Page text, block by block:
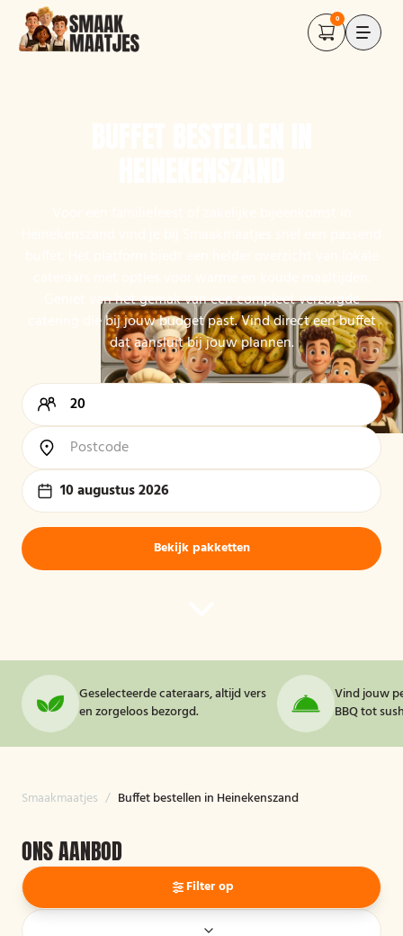
0
Geniet van het gemak van een compleet verzorgde
catering die bij jouw budget past. Vind direct een buffet
dat aansluit bij jouw plannen.
10 augustus 2026
Bekijk pakketten
Geselecteerde cateraars, altijd vers
en zorgeloos bezorgd.
Vind jouw
BBQ tot
Smaakmaatjes / Buffet bestellen in Heinekenszand
ONS AANBOD
Filter op